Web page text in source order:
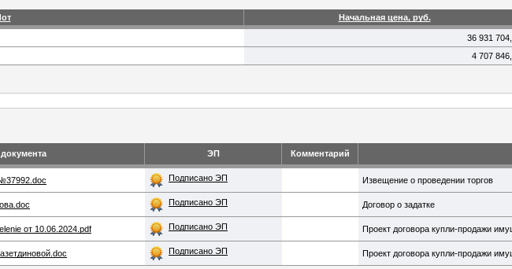
Начальная цена, руб.
36 931
4 707
ЭП Комментарий
Подписано ЭП Извещение о проведении торгов
Подписано ЭП Договор о задатке
от 10.06.2024.pdf Подписано ЭП Проект договора купли-продажи
Подписано ЭП Проект договора купли-продажи